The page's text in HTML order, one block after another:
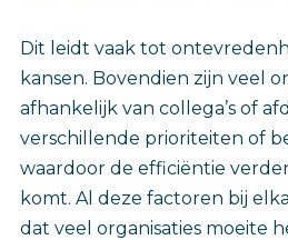
Dit leidt vaak tot
kansen. Bovendien zijn veel
afhankelijk van collega’s of
verschillende prioriteiten of
waardoor de efficiëntie
komt. Al deze factoren bij
dat veel organisaties moeite